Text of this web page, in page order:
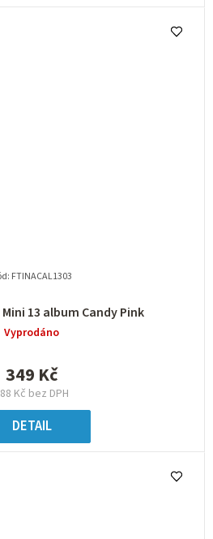
13 album Candy Pink
Vyprodáno
Kč bez DPH
349 Kč
DETAIL
FTINACAL1303